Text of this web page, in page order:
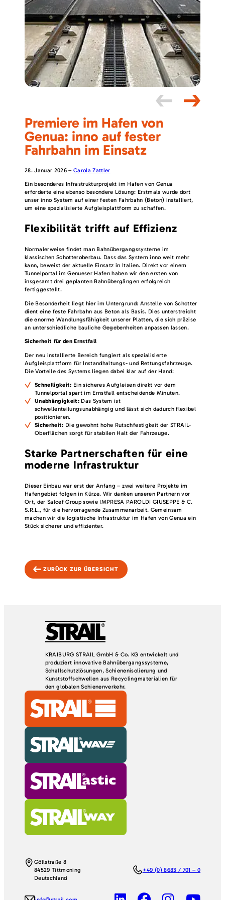
Premiere im Hafen von
Genua: inno auf fester
Fahrbahn im Einsatz
28. Januar 2026 –Carola Zattler
Ein besonderes Infrastrukturprojekt im Hafen von Genua
erforderte eine ebenso besondere Lösung: Erstmals wurde dort
unser inno System auf einer festen Fahrbahn (Beton) installiert,
um eine spezialisierte Aufgleisplattform zu schaffen.
Flexibilität trifft auf Effizienz
Normalerweise findet man Bahnübergangssysteme im
klassischen Schotteroberbau. Dass das System inno weit mehr
kann, beweist der aktuelle Einsatz in Italien. Direkt vor einem
Tunnelportal im Genueser Hafen haben wir den ersten von
insgesamt drei geplanten Bahnübergängen erfolgreich
fertiggestellt.
Die Besonderheit liegt hier im Untergrund: Anstelle von Schotter
dient eine feste Fahrbahn aus Beton als Basis. Dies unterstreicht
die enorme Wandlungsfähigkeit unserer Platten, die sich präzise
an unterschiedliche bauliche Gegebenheiten anpassen lassen.
Sicherheit für den Ernstfall
Der neu installierte Bereich fungiert als spezialisierte
Aufgleisplattform für Instandhaltungs- und Rettungsfahrzeuge.
Die Vorteile des Systems liegen dabei klar auf der Hand:
Schnelligkeit: Ein sicheres Aufgleisen direkt vor dem
Tunnelportal spart im Ernstfall entscheidende Minuten.
Unabhängigkeit: Das System ist
schwellenteilungsunabhängig und lässt sich dadurch flexibel
positionieren.
Sicherheit: Die gewohnt hohe Rutschfestigkeit der STRAIL-
Oberflächen sorgt für stabilen Halt der Fahrzeuge.
Starke Partnerschaften für eine
moderne Infrastruktur
Dieser Einbau war erst der Anfang – zwei weitere Projekte im
Hafengebiet folgen in Kürze. Wir danken unseren Partnern vor
Ort, der Salcef Group sowie IMPRESA PAROLDI GIUSEPPE & C.
S.R.L., für die hervorragende Zusammenarbeit. Gemeinsam
machen wir die logistische Infrastruktur im Hafen von Genua ein
Stück sicherer und effizienter.
ZURÜCK ZUR ÜBERSICHT
KRAIBURG STRAIL GmbH & Co. KG entwickelt und
produziert innovative Bahnübergangssysteme,
Schallschutzlösungen, Schienenisolierung und
Kunststoffschwellen aus Recyclingmaterialien für
den globalen Schienenverkehr.
Göllstraße 8
84529 Tittmoning
Deutschland
+49 (0) 8683 / 701 – 0